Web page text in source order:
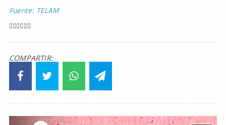
Fuente: TELAM
COMPARTIR: